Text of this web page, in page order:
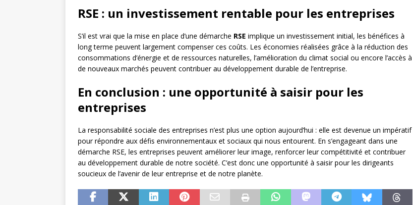
RSE : un investissement rentable pour les entreprises
S’il est vrai que la mise en place d’une démarche RSE implique un investissement initial, les bénéfices à
long terme peuvent largement compenser ces coûts. Les économies réalisées grâce à la réduction des
consommations d’énergie et de ressources naturelles, l’amélioration du climat social ou encore l’accès à
de nouveaux marchés peuvent contribuer au développement durable de l’entreprise.
En conclusion : une opportunité à saisir pour les
entreprises
La responsabilité sociale des entreprises n’est plus une option aujourd’hui : elle est devenue un impératif
pour répondre aux défis environnementaux et sociaux qui nous entourent. En s’engageant dans une
démarche RSE, les entreprises peuvent améliorer leur image, renforcer leur compétitivité et contribuer
au développement durable de notre société. C’est donc une opportunité à saisir pour les dirigeants
soucieux de l’avenir de leur entreprise et de notre planète.